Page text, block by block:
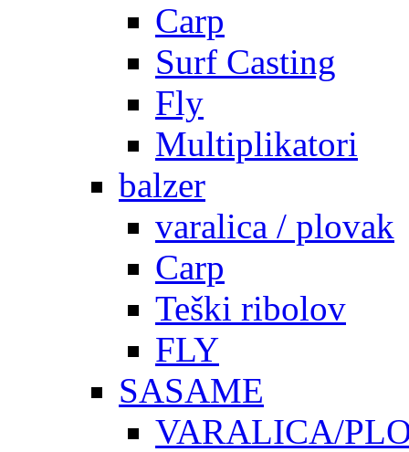
Carp
Surf Casting
Fly
Multiplikatori
balzer
varalica / plovak
Carp
Teški ribolov
FLY
SASAME
VARALICA/